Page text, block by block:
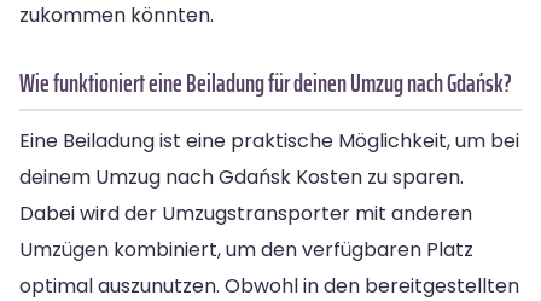
zukommen könnten.
Wie funktioniert eine Beiladung für deinen Umzug nach Gdańsk?
Eine Beiladung ist eine praktische Möglichkeit, um bei
deinem Umzug nach Gdańsk Kosten zu sparen.
Dabei wird der Umzugstransporter mit anderen
Umzügen kombiniert, um den verfügbaren Platz
optimal auszunutzen. Obwohl in den bereitgestellten